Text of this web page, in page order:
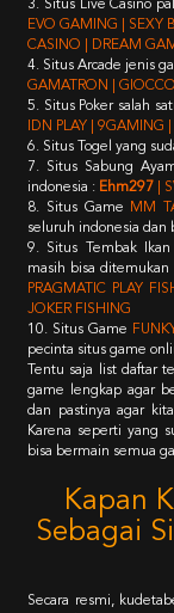
3. Situs Live Casino
EVO GAMING | SEXY
CASINO | DREAM
4. Situs Arcade jenis
GAMATRON |
5. Situs Poker salah
IDN PLAY | 9GAMING
6. Situs Togel yang
7. Situs Sabung
indonesia : Ehm297 |
8. Situs Game
MM
seluruh indonesia dan
9. Situs Tembak
masih bisa
PRAGMATIC PLAY
JOKER FISHING
10. Situs Game
pecinta situs game
Tentu saja list daftar
game lengkap agar
dan pastinya agar
Karena seperti yang
bisa bermain semua
Kapan
Sebagai
Secara resmi,